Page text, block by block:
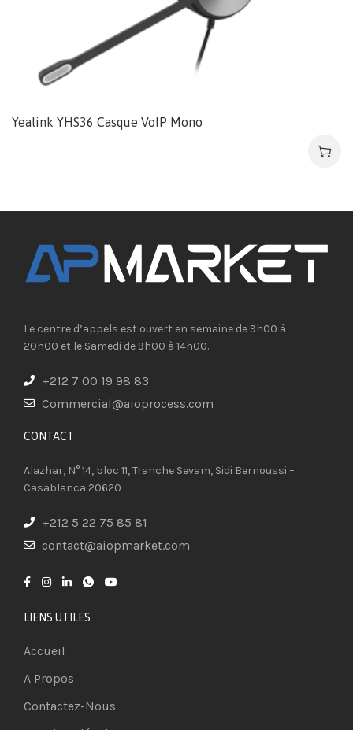
Yealink YHS36 Casque VoIP Mono
Le centre d’appels est ouvert en semaine de 9h00 à
20h00 et le Samedi de 9h00 à 14h00.
+212 7 00 19 98 83
Commercial@aioprocess.com
CONTACT​
Alazhar, N° 14, bloc 11, Tranche Sevam, Sidi Bernoussi –
Casablanca 20620
+212 5 22 75 85 81
contact@aiopmarket.com
LIENS UTILES
Accueil
A Propos
Contactez-Nous